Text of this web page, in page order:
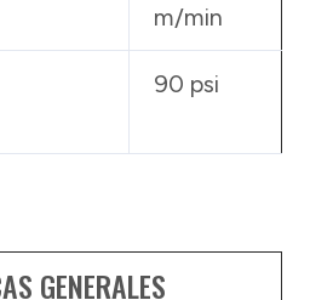
m/min
90 psi
GENERALES